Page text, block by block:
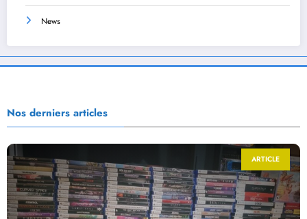
News
Nos derniers articles
ARTICLE